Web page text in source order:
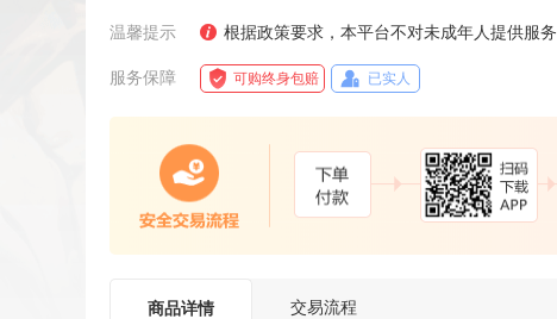
温馨提示 根据政策要求，本平台不对未成年人提供服务
服务保障 可购终身包赔 已实人
商品详情 交易流程